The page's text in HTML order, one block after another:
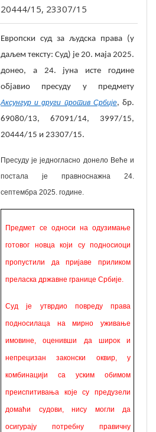
20444/15, 23307/15
Европски суд за људска права (у
даљем тексту: Суд) је 20. маја 2025.
донео, а 24. јуна исте године
објавио пресуду у предмету
Аксунгур и други против Србије, бр.
69080/13, 67091/14, 3997/15,
20444/15 и 23307/15.
Пресуду је једногласно донело Веће и
постала је правноснажна 24.
септембра 2025. године.
Предмет се односи на одузимање
готовог новца који су подносиоци
пропустили да пријаве приликом
преласка државне границе Србије.
Суд је утврдио повреду права
подносилаца на мирно уживање
имовине, оценивши да широк и
непрецизан законски оквир, у
комбинацији са уским обимом
преиспитивања које су предузели
домаћи судови, нису могли да
осигурају потребну правичну